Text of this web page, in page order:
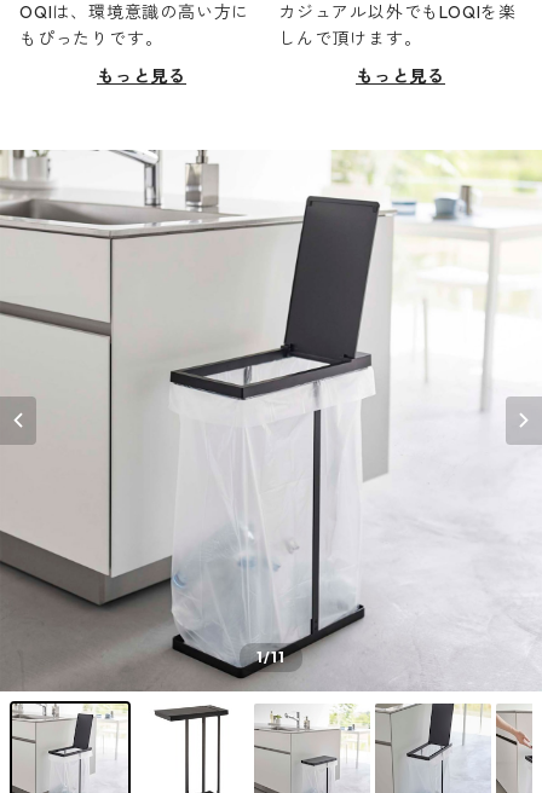
OQIは、環境意識の高い方に
もぴったりです。
もっと見る
カジュアル以外でもLOQIを楽
しんで頂けます。
もっと見る
1/11